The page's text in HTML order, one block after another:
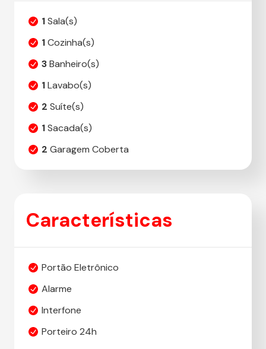
1Sala(s)
1Cozinha(s)
3Banheiro(s)
1Lavabo(s)
2 Suíte(s)
1Sacada(s)
2 Garagem Coberta
Características
Portão Eletrônico
Alarme
Interfone
Porteiro 24h